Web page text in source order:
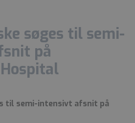
søges til semi-
på
til semi-intensivt afsnit på